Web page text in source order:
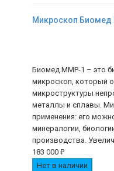
Микроскоп
Биомед ММР-1 – это
микроскоп, который
микроструктуры
металлы и сплавы.
применения: его
минералогии,
производства.
183 000 ₽
Нет в наличии